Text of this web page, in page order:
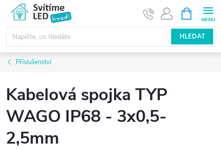
obsah
HLEDAT
NÁKUPNÍ
KOŠÍK
Příslušenství
Kabelová spojka TYP
WAGO IP68 - 3x0,5-
2,5mm